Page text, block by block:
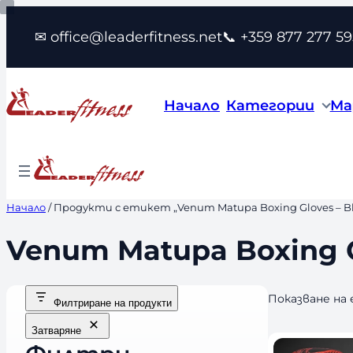
Към
съдържанието
✉ office@leaderfitness.net📞 +359 877 277
Начало Категории
Начало/ Продукти с етикет „Venum Matupa Boxing Gloves –
Venum Matupa Boxing
Филтриране на продукти
Затваряне
Показване